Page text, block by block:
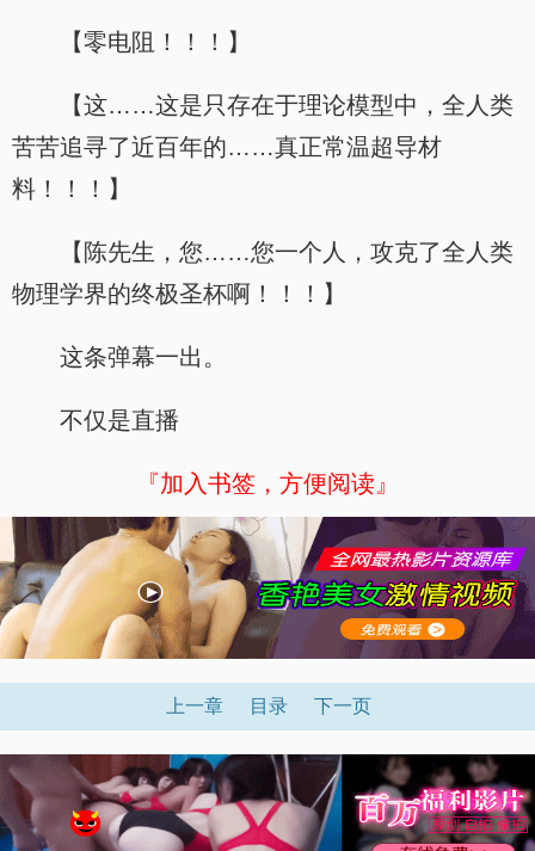
【零电阻！！！】
【这……这是只存在于理论模型中，全人类
苦苦追寻了近百年的……真正常温超导材
料！！！】
【陈先生，您……您一个人，攻克了全人类
物理学界的终极圣杯啊！！！】
这条弹幕一出。
不仅是直播
『加入书签，方便阅读』
上一章 目录 下一页